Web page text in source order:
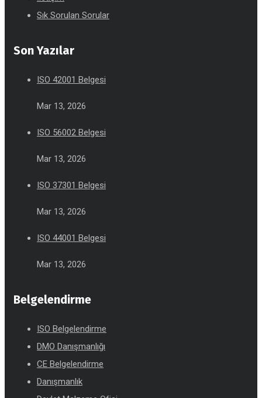
Sık Sorulan Sorular
Son Yazılar
ISO 42001 Belgesi
Mar 13, 2026
ISO 56002 Belgesi
Mar 13, 2026
ISO 37301 Belgesi
Mar 13, 2026
ISO 44001 Belgesi
Mar 13, 2026
Belgelendirme
ISO Belgelendirme
DMO Danışmanlığı
CE Belgelendirme
Danışmanlık